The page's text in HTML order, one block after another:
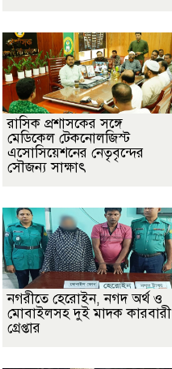
​রাসিক প্রশাসকের সঙ্গে
মেডিকেল টেকনোলজিস্ট
এসোসিয়েশনের নেতৃবৃন্দের
সৌজন্য সাক্ষাৎ
নগরীতে হেরোইন, নগদ অর্থ ও
মোবাইলসহ দুই মাদক কারবারী
গ্রেপ্তার